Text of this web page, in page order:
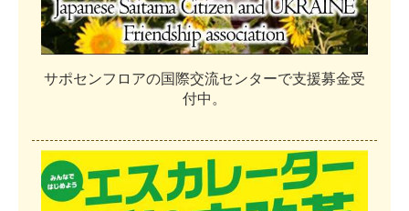
サポセンフ ロ アの国 際交流センターで支援募金受
付中。